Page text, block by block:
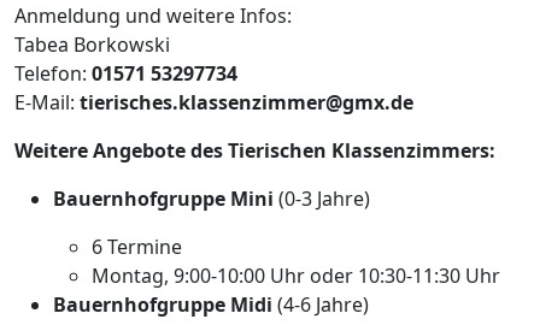
Anmeldung und weitere Infos:
Tabea Borkowski
Telefon: 01571 53297734
E-Mail: tierisches.klassenzimmer@gmx.de
Weitere Angebote des Tierischen Klassenzimmers:
Bauernhofgruppe Mini (0-3 Jahre)
6 Termine
Montag, 9:00-10:00 Uhr oder 10:30-11:30 Uhr
Bauernhofgruppe Midi (4-6 Jahre)